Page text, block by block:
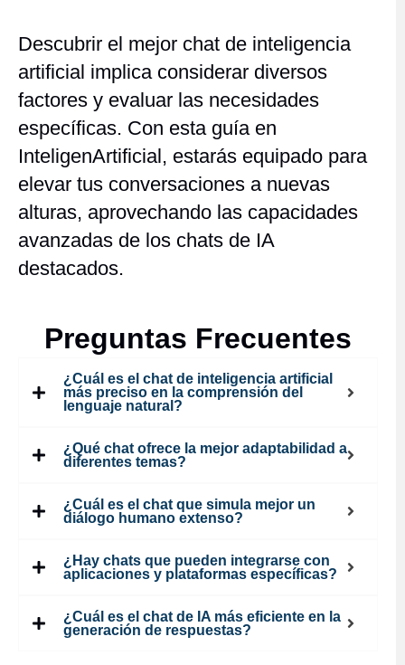
Descubrir el mejor chat de inteligencia
artificial implica considerar diversos
factores y evaluar las necesidades
específicas. Con esta guía en
InteligenArtificial, estarás equipado para
elevar tus conversaciones a nuevas
alturas, aprovechando las capacidades
avanzadas de los chats de IA
destacados.
Preguntas Frecuentes
¿Cuál es el chat de inteligencia artificial
más preciso en la comprensión del
lenguaje natural?
¿Qué chat ofrece la mejor adaptabilidad a
diferentes temas?
¿Cuál es el chat que simula mejor un
diálogo humano extenso?
¿Hay chats que pueden integrarse con
aplicaciones y plataformas específicas?
¿Cuál es el chat de IA más eficiente en la
generación de respuestas?